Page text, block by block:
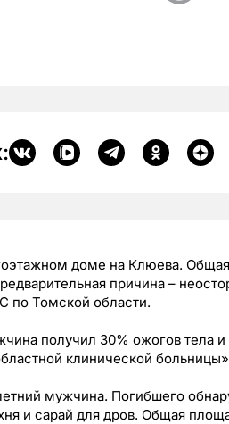
доме на Клюева.
причина –
по Томской области.
получил 30% ожогов тела
клинической
мужчина. Погибшего
и сарай для дров. Общая